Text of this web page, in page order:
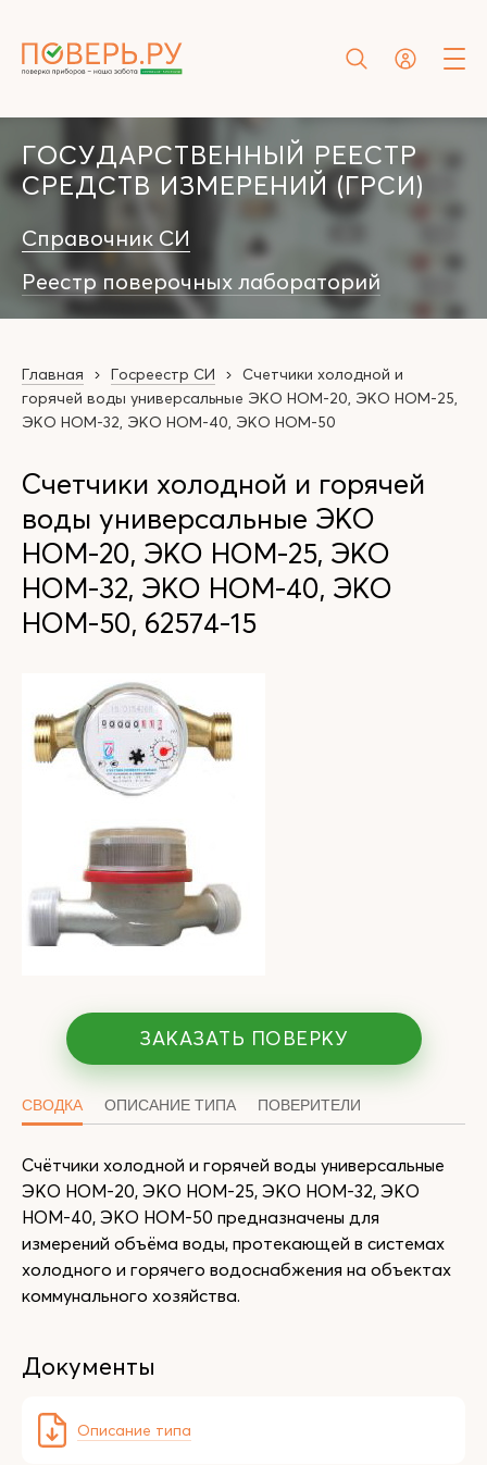
ГОСУДАРСТВЕННЫЙ РЕЕСТР
СРЕДСТВ ИЗМЕРЕНИЙ (ГРСИ)
Справочник СИ
Реестр поверочных лабораторий
Главная Госреестр СИ
Счетчики холодной и
горячей воды универсальные ЭКО НОМ-20, ЭКО НОМ-25,
ЭКО НОМ-32, ЭКО НОМ-40, ЭКО НОМ-50
Счетчики холодной и горячей
воды универсальные ЭКО
НОМ-20, ЭКО НОМ-25, ЭКО
НОМ-32, ЭКО НОМ-40, ЭКО
НОМ-50, 62574-15
ЗАКАЗАТЬ ПОВЕРКУ
СВОДКА ОПИСАНИЕ ТИПА ПОВЕРИТЕЛИ
Счётчики холодной и горячей воды универсальные
ЭКО НОМ-20, ЭКО НОМ-25, ЭКО НОМ-32, ЭКО
НОМ-40, ЭКО НОМ-50 предназначены для
измерений объёма воды, протекающей в системах
холодного и горячего водоснабжения на объектах
коммунального хозяйства.
Документы
Описание типа